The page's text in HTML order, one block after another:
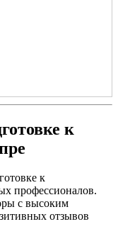
к
к
профессионалов.
с высоким
отзывов